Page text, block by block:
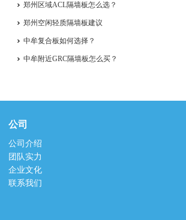
郑州区域ACL隔墙板怎么选？
郑州空闲轻质隔墙板建议
中牟复合板如何选择？
中牟附近GRC隔墙板怎么买？
公司
公司介绍
团队实力
企业文化
联系我们